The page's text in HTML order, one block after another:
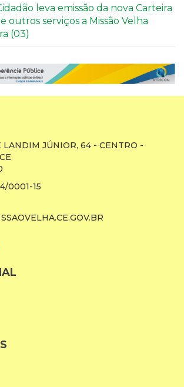
leva emissão da nova Carteira
outros serviços a Missão Velha
(03)
LANDIM JÚNIOR, 64 - CENTRO -
0001-15